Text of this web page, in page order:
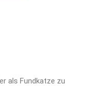
als Fundkatze zu